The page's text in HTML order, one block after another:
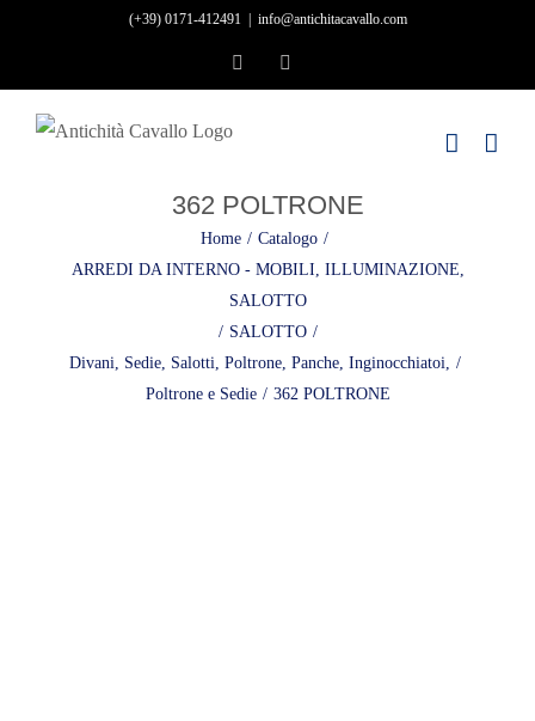
content
(+39) 0171-412491 info@antichitacavallo.com
Facebook
362 POLTRONE
Home / Catalogo /
ARREDI DA INTERNO - MOBILI, ILLUMINAZIONE,
SALOTTO
/ SALOTTO /
Divani, Sedie, Salotti, Poltrone, Panche, Inginocchiatoi, /
Poltrone e Sedie / 362 POLTRONE